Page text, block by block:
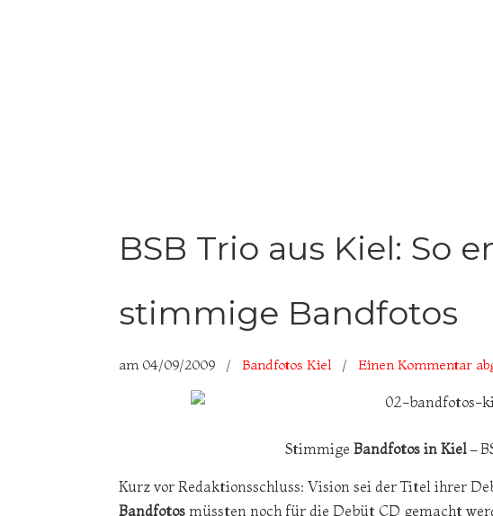
BSB Trio aus Kiel: So
stimmige Bandfotos
am 04/09/2009 / Bandfotos Kiel / Einen Kommentar
StimmigeBandfotos in Kiel –
Kurz vor Redaktionsschluss: Vision sei der Titel ihrer
Bandfotos müssten noch für die Debüt CD gemacht